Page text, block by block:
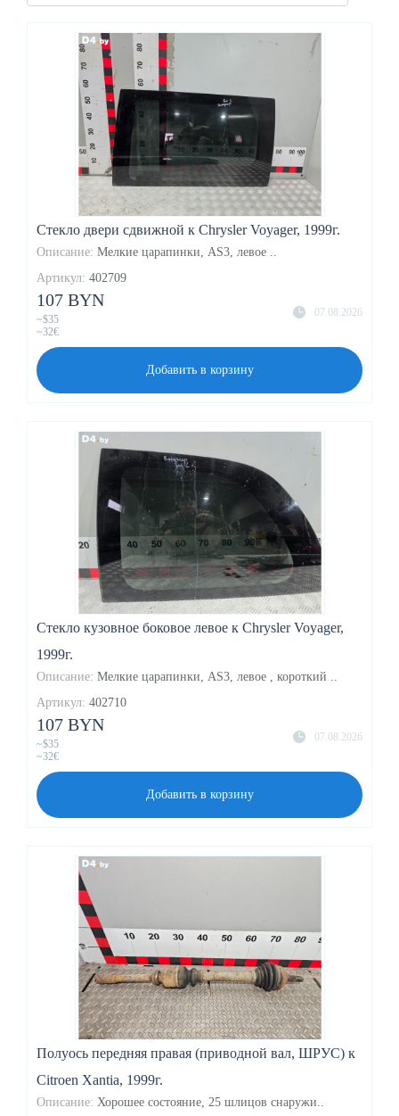
Стекло двери сдвижной к Chrysler Voyager, 1999г.
Описание: Мелкие царапинки, AS3, левое ..
Артикул: 402709
07.08.2026
107 BYN
~$35
~32€
Добавить в корзину
Стекло кузовное боковое левое к Chrysler Voyager,
1999г.
Описание: Мелкие царапинки, AS3, левое , короткий ..
Артикул: 402710
07.08.2026
107 BYN
~$35
~32€
Добавить в корзину
Полуось передняя правая (приводной вал, ШРУС) к
Citroen Xantia, 1999г.
Описание: Хорошее состояние, 25 шлицов снаружи..